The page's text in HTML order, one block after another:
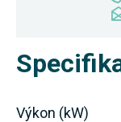
Výkon (kW)